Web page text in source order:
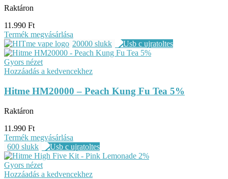
Raktáron
11.990 Ft
Termék megvásárlása
20000 slukk
Gyors nézet
Hozzáadás a kedvencekhez
Hitme HM20000 – Peach Kung Fu Tea 5%
Raktáron
11.990 Ft
Termék megvásárlása
600 slukk
Gyors nézet
Hozzáadás a kedvencekhez